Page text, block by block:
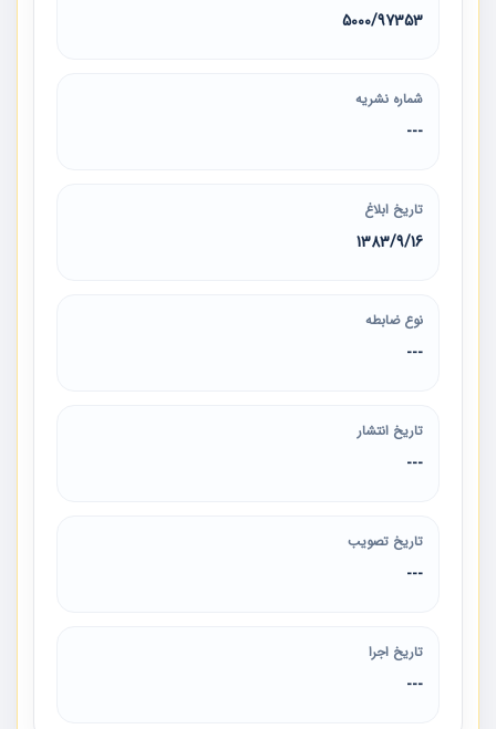
5000/97353
شماره نشریه
---
تاریخ ابلاغ
1383/9/16
نوع ضابطه
---
تاریخ انتشار
---
تاریخ تصویب
---
تاریخ اجرا
---